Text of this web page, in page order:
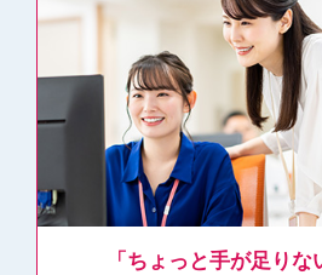
「ちょっと⼿が⾜り